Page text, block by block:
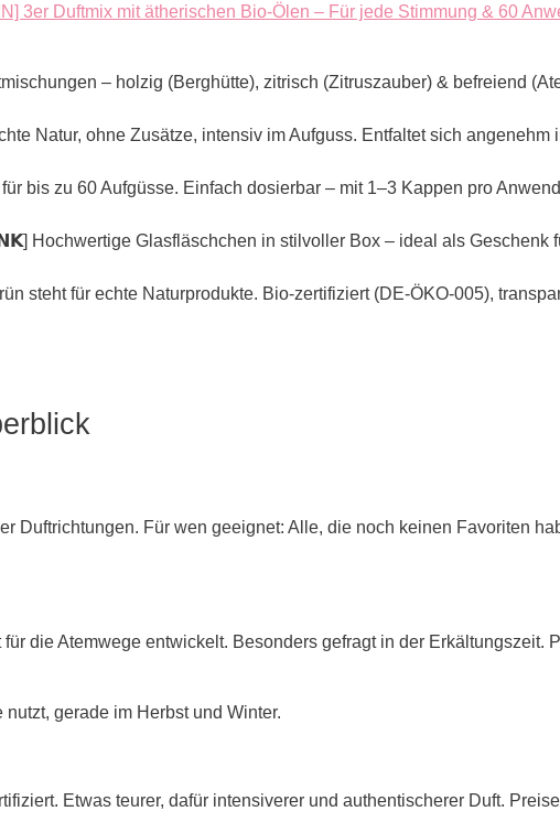
3er Duftmix mit ätherischen Bio-Ölen – Für jede Stimmung & 60
– holzig (Berghütte), zitrisch (Zitruszauber) & befreiend
ohne Zusätze, intensiv im Aufguss. Entfaltet sich angenehm
60 Aufgüsse. Einfach dosierbar – mit 1–3 Kappen pro
Glasfläschchen in stilvoller Box – ideal als Geschenk
für echte Naturprodukte. Bio-zertifiziert (DE-ÖKO-005),
Duftrichtungen. Für wen geeignet: Alle, die noch keinen Favoriten
die Atemwege entwickelt. Besonders gefragt in der Erkältungszeit.
gerade im Herbst und Winter.
Etwas teurer, dafür intensiverer und authentischerer Duft.